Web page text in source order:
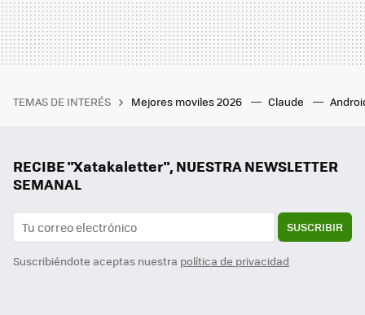
TEMAS DE INTERÉS Mejores moviles 2026 Claude
RECIBE "Xatakaletter", NUESTRA NEWSLETTER
SEMANAL
SUSCRIBIR
Suscribiéndote aceptas nuestra política de privacidad